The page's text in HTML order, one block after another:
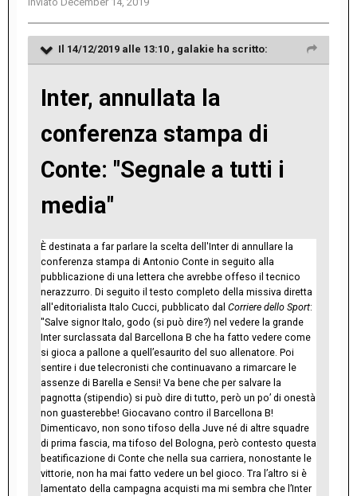
Il 14/12/2019 alle 13:10 , galakie ha scritto:
Inter, annullata la
conferenza stampa di
Conte: "Segnale a tutti i
media"
È destinata a far parlare la scelta dell'Inter di annullare la
conferenza stampa di Antonio Conte in seguito alla
pubblicazione di una lettera che avrebbe offeso il tecnico
nerazzurro. Di seguito il testo completo della missiva diretta
all'editorialista Italo Cucci, pubblicato dal Corriere dello Sport:
"Salve signor Italo, godo (si può dire?) nel vedere la grande
Inter surclassata dal Barcellona B che ha fatto vedere come
si gioca a pallone a quell’esaurito del suo allenatore. Poi
sentire i due telecronisti che continuavano a rimarcare le
assenze di Barella e Sensi! Va bene che per salvare la
pagnotta (stipendio) si può dire di tutto, però un po’ di onestà
non guasterebbe! Giocavano contro il Barcellona B!
Dimenticavo, non sono tifoso della Juve né di altre squadre
di prima fascia, ma tifoso del Bologna, però contesto questa
beatificazione di Conte che nella sua carriera, nonostante le
vittorie, non ha mai fatto vedere un bel gioco. Tra l’altro si è
lamentato della campagna acquisti ma mi sembra che l’Inter